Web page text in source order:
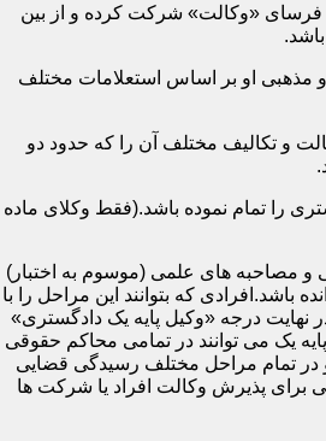
فرسای «وکالت» شرکت کرده و از بین
مذهبی او بر اساس استعلامات مختلف
و تکالیف مختلف آن را که حدود دو
را تمام نموده باشد.(فقط وکلای ماده
و مصاحبه های علمی (موسوم به اختبار)
باشد.افرادی که بتوانند این مراحل را با
نهایت درجه «وکیل پایه یک دادگستری»
یک می توانند در تمامی محاکم حقوقی
و در تمام مراحل مختلف رسیدگی قضایی
برای پذیرش وکالت افراد یا شرکت ها